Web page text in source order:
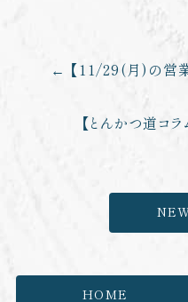
【11/29(月)の営
【とんかつ道コラ
HOME